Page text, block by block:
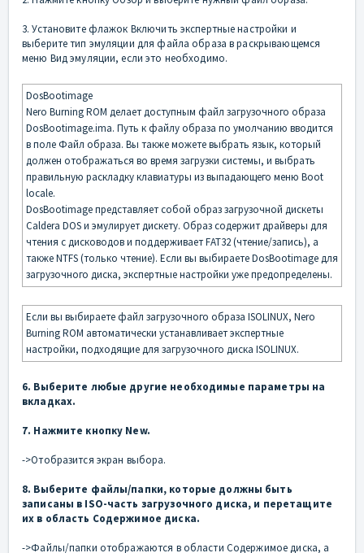
3. Установите флажок Включить экспертные настройки и
выберите тип эмуляции для файла образа в раскрывающемся
меню Вид эмуляции, если это необходимо.
DosBootimage
Nero Burning ROM делает доступным файл загрузочного образа
DosBootimage.ima. Путь к файлу образа по умолчанию вводится
в поле Файл образа. Вы также можете выбрать язык, который
должен отображаться во время загрузки системы, и выбрать
правильную раскладку клавиатуры из выпадающего меню Boot
locale.
DosBootimage представляет собой образ загрузочной дискеты
Caldera DOS и эмулирует дискету. Образ содержит драйверы для
чтения с дисководов и поддерживает FAT32 (чтение/запись), а
также NTFS (только чтение). Если вы выбираете DosBootimage для
загрузочного диска, экспертные настройки уже предопределены.
Если вы выбираете файл загрузочного образа ISOLINUX, Nero
Burning ROM автоматически устанавливает экспертные
настройки, подходящие для загрузочного диска ISOLINUX.
6. Выберите любые другие необходимые параметры на
вкладках.
7. Нажмите кнопку New.
->Отобразится экран выбора.
8. Выберите файлы/папки, которые должны быть
записаны в ISO-часть загрузочного диска, и перетащите
их в область Содержимое диска.
->Файлы/папки отображаются в области Содержимое диска, а